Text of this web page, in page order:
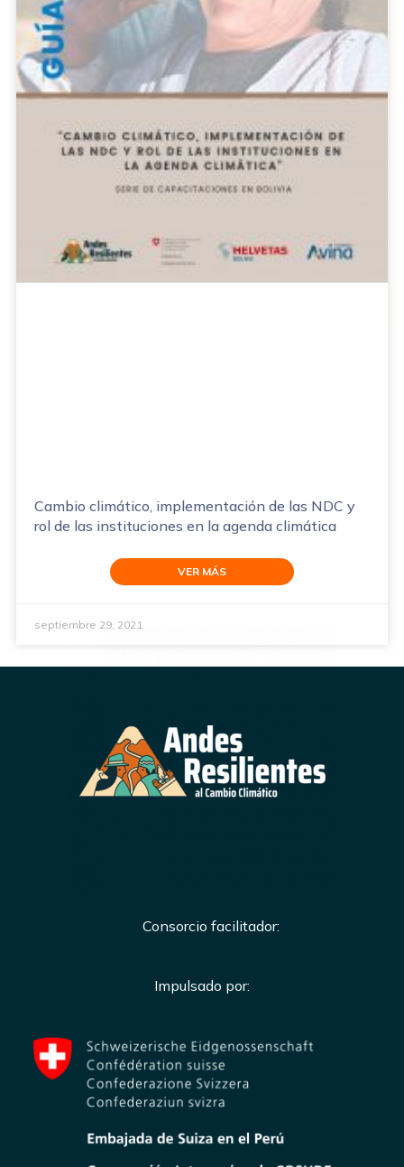
Cambio climático, implementación de las NDC y
rol de las instituciones en la agenda climática
VER MÁS
septiembre 29, 2021
Consorcio facilitador:
Impulsado por: